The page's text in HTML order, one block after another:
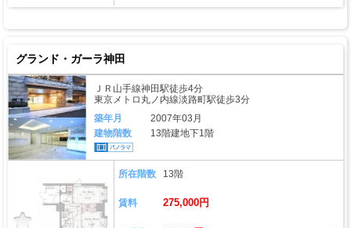
グランド・ガーラ神田
ＪＲ山手線神田駅徒歩4分
東京メトロ丸ノ内線淡路町駅徒歩3分
築年月
2007年03月
建物階数
13階建地下1階
所在階数 13階
賃料 275,000円